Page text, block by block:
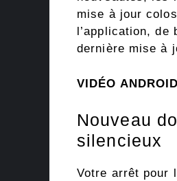
mise à jour
l’application,
dernière mise à
VIDÉO
Nouveau
silencieux
Votre arrêt pour